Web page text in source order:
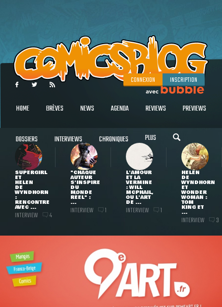
CONNEXION INSCRIPTION
HOME BRÈVES NEWS AGENDA REVIEWS PREVIEWS
DOSSIERS INTERVIEWS CHRONIQUES PLUS
SUPERGIRL
ET
HELEN
DE
WYNDHORN
:
RENCONTRE
AVEC ...
INTERVIEW 4
"CHAQUE
AUTEUR
S'INSPIRE
DU
MONDE
RÉEL" :
...
INTERVIEW 1
L'AMOUR
ET LA
VERMINE
: WILL
MCPHAIL,
OU L'ART
DE ...
INTERVIEW 1
HELEN
DE
WYNDHORN
ET
WONDER
WOMAN :
TOM
KING ET
...
INTERVIEW 3